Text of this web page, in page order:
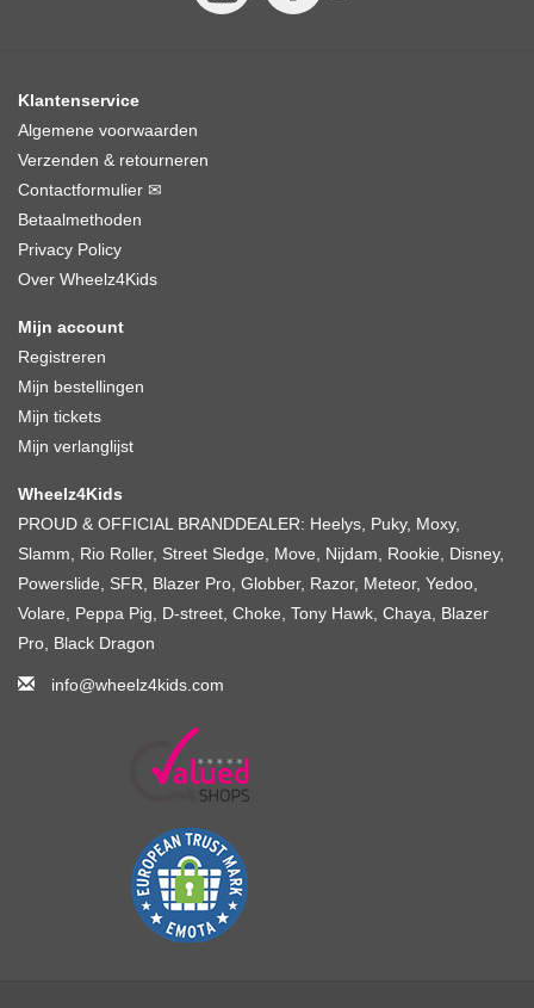
Klantenservice
Algemene voorwaarden
Verzenden & retourneren
Contactformulier ✉
Betaalmethoden
Privacy Policy
Over Wheelz4Kids
Mijn account
Registreren
Mijn bestellingen
Mijn tickets
Mijn verlanglijst
Wheelz4Kids
PROUD & OFFICIAL BRANDDEALER: Heelys, Puky, Moxy,
Slamm, Rio Roller, Street Sledge, Move, Nijdam, Rookie, Disney,
Powerslide, SFR, Blazer Pro, Globber, Razor, Meteor, Yedoo,
Volare, Peppa Pig, D-street, Choke, Tony Hawk, Chaya, Blazer
Pro, Black Dragon
info@wheelz4kids.com